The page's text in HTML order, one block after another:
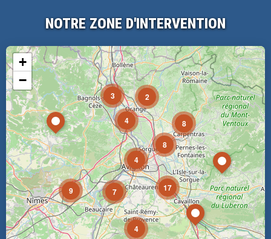
NOTRE ZONE D'INTERVENTION
3
4
9 7
2
4
4
17
8
8
+
−